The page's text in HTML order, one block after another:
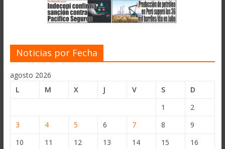
Noticias por Fecha
agosto 2026
L
M X J V S
D
1
2
3
4 5 6 7 8
9
10
11 12 13 14 15
16